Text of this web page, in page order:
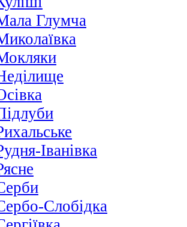
Глумча
Іванівка
Слобідка